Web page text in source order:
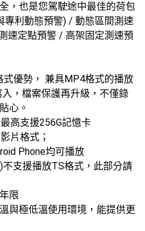
，也是您駕駛途中最佳的荷包
專利動態預警) / 動態區間測速
速定點預警 / 高架固定測速預
優勢， 兼具MP4格式的播放
，檔案保護再升級，不僅錄
心。
高支援256G記憶卡
片格式；
Phone均可播放
支援播放TS格式，此部分請
限
與極低溫使用環境，能提供更